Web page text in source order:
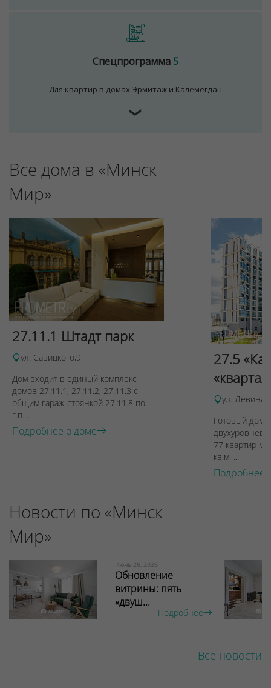
Договор на оказание риэлтерских услуг № 447/6, от
Спецпрограмма5
Для квартир в домах Эрмитаж и Калемегдан
❯
Все дома в «Минск
Мир»
27.11.1 Штадт парк
ул. Савицкого,9
Дом входит в единый комплекс
домов 27.11.1, 27.11.2, 27.11.3 с
общим гараж-стоянкой 27.11.8 по
г.п. ...
Подробнее о доме
27.5
ул. Левина,
Готовый дом
77 квартир
кв.м. ...
Подробнее
Новости по «Минск
Мир»
Июнь 26, 2026
Обновление
витрины: пять
«двуш...
Подробнее
Все новости